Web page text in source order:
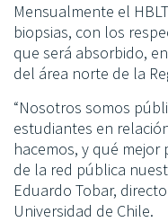
Mensualmente el
biopsias, con los
que será absorbido,
del área norte de la
“Nosotros somos
estudiantes en
hacemos, y qué
de la red pública
Eduardo Tobar,
Universidad de Chile.